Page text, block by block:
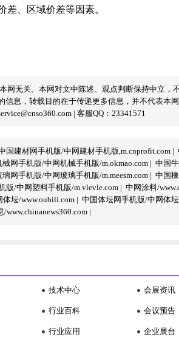
差、区域价差等因素。
网无关。本网对文中陈述、观点判断保持中立
信息，转载目的在于传递更多信息，并不代表
| 客服QQ：23341571
国建材网手机版/中网建材手机版,m.cnprofit.com |
械网手机版/中网机械手机版/m.okmao.com | 中国
网手机版/中网玻璃手机版/m.meesm.com | 中国
版/中网塑料手机版/m.vlevle.com | 中网涂料/
坛/www.oubili.com | 中国体坛网手机版/中网体
www.chinanews360.com |
技术中心
行业百科
行业应用
会展资讯
会议预告
企业展台